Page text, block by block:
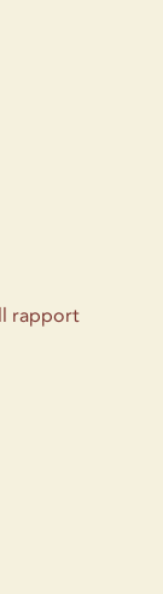
rapport